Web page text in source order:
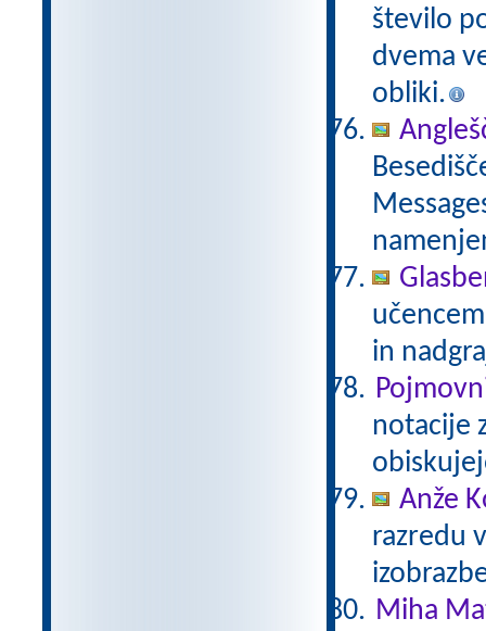
število
dvema
obliki.
in
notacije
Anže
razredu
Miha